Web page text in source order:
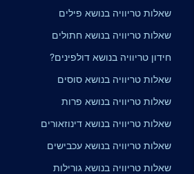
שאלות טריוויה בנושא פילים
שאלות טריוויה בנושא חתולים
חידון טריוויה בנושא דולפינים?
שאלות טריוויה בנושא סוסים
שאלות טריוויה בנושא פרות
שאלות טריוויה בנושא דינוזאורים
שאלות טריוויה בנושא עכבישים
שאלות טריוויה בנושא גורילות